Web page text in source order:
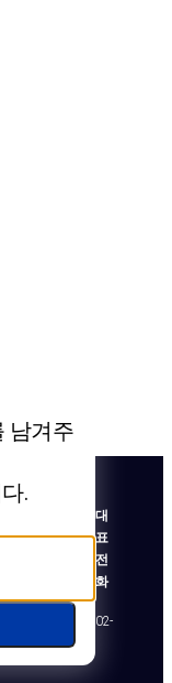
남겨주
.
대
표
전
화
02-